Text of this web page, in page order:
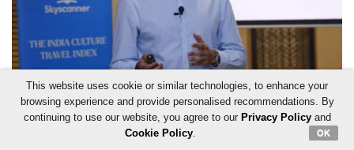
This website uses cookie or similar technologies, to enhance your
browsing experience and provide personalised recommendations. By
continuing to use our website, you agree to our Privacy Policyand
Cookie Policy. OK